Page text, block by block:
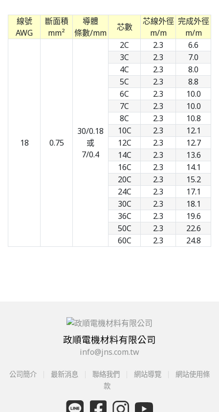
線號
AWG
斷面積
mm²
導體
條數/mm
芯數
芯線外徑
m/m
完成外徑
m/m
18 0.75
30/0.18
或
7/0.4
2C 2.3
6.6
3C
2.3
7.0
4C
2.3
8.0
5C
2.3
8.8
6C
2.3
10.0
7C
2.3
10.0
8C
2.3
10.8
10C
2.3
12.1
12C
2.3
12.7
14C
2.3
13.6
16C
2.3
14.1
20C
2.3
15.2
24C
2.3
17.1
30C
2.3
18.1
36C
2.3
19.6
50C
2.3
22.6
60C
2.3 24.8
政順電機材料有限公司
info@jns.com.tw
公司簡介 最新消息 聯絡我們 網站導覽
網站使用條
款